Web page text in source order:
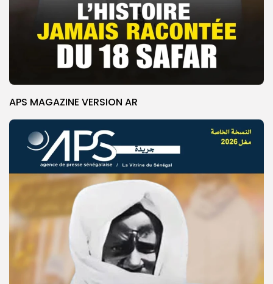
APS MAGAZINE VERSION AR